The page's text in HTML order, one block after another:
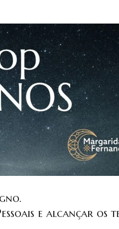
e alcançar os